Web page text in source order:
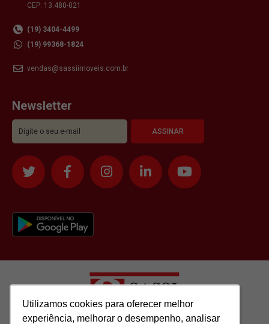
Utilizamos cookies para oferecer melhor
experiência, melhorar o desempenho, analisar
Utilizamos cookies para oferecer melhor
experiência, melhorar o desempenho, analisar
CEP: 13.480-021
(19) 3404-4499
(19) 99368-1824
vendas@sassiimoveis.com.br
Newsletter